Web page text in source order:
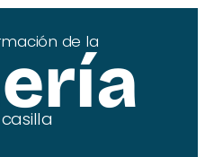
de la